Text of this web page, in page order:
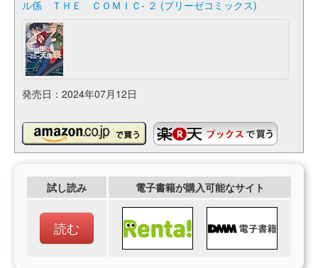
ル係 ＴＨＥ ＣＯＭＩＣ- ２ (ブリーゼコミックス)
発売日：2024年07月12日
試し読み 電子書籍が購入可能なサイト
読む